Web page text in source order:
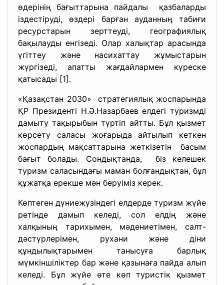
өдерінің бағыттарына пайдалы қазбаларды
іздестіруді, өздері барған ауданның табиғи
ресурстарын зерттеуді, географиялық
бақылауды енгізеді. Олар халықтар арасында
үгіттеу және насихаттау жұмыстарын
жүргізеді, апатты жағдайлармен күреске
қатысады [1].
«Қазақстан 2030» стратегиялық жоспарында
ҚР Президенті Н.Ә.Назарбаев елдегі туризмді
дамыту тақырыбын түртіп айтты. Бұл қызмет
көрсету саласы жоғарыда айтылып кеткен
жоспардың мақсаттарына жеткізетін басым
бағыт болады. Сондықтанда, біз келешек
туризм саласындағы маман болғандықтан, бұл
құжатқа ерекше мән беруіміз керек.
Көптеген дүниежүзіндегі елдерде туризм жүйе
ретінде дамып келеді, сол елдің және
халқының тарихымен, мәдениетімен, салт-
дәстүрлерімен, рухани және діни
құндылықтарымен танысуға барлық
мүмкіншіліктер бар және қазынаға пайда алып
келеді. Бұл жүйе өте көп туристік қызмет